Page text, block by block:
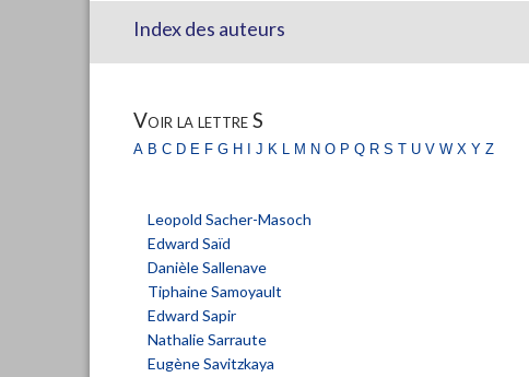
Index des auteurs
Voir la lettre S
a b c d e fg h i j k l m no p q rs t uvwx yz
Leopold Sacher-Masoch
Edward Saïd
Danièle Sallenave
Tiphaine Samoyault
Edward Sapir
Nathalie Sarraute
Eugène Savitzkaya